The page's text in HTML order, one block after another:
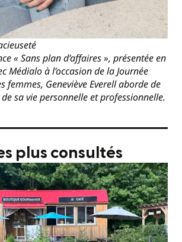
« Sans plan d’affaires », présentée en
Médialo à l’occasion de la Journée
femmes, Geneviève Everell aborde de
sa vie personnelle et professionnelle.
plus consultés